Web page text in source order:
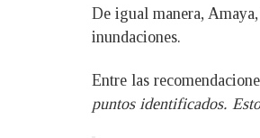
De igual manera,
inundaciones.
Entre las
puntos identificados.